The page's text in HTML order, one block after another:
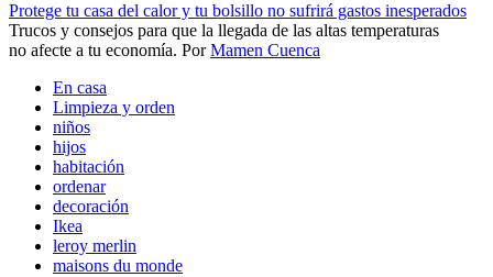
Protege tu casa del calor y tu bolsillo no sufrirá gastos inesperados
Trucos y consejos para que la llegada de las altas temperaturas
no afecte a tu economía​. PorMamen Cuenca
En casa
Limpieza y orden
niños
hijos
habitación
ordenar
decoración
Ikea
leroy merlin
maisons du monde